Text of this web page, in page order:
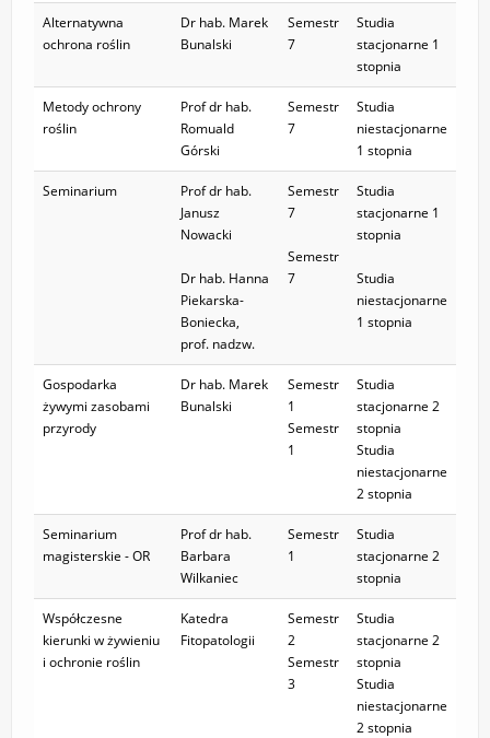
Alternatywna
ochrona roślin
Dr hab. Marek
Bunalski
Semestr
7
Studia
stacjonarne 1
stopnia
Metody ochrony
roślin
Prof dr hab.
Romuald
Górski
Semestr
7
Studia
niestacjonarne
1 stopnia
Seminarium
Prof dr hab.
Janusz
Nowacki
Dr hab. Hanna
Piekarska-
Boniecka,
prof. nadzw.
Semestr
7
Semestr
7
Studia
stacjonarne 1
stopnia
Studia
niestacjonarne
1 stopnia
Gospodarka
żywymi zasobami
przyrody
Dr hab. Marek
Bunalski
Semestr
1
Semestr
1
Studia
stacjonarne 2
stopnia
Studia
niestacjonarne
2 stopnia
Seminarium
magisterskie - OR
Prof dr hab.
Barbara
Wilkaniec
Semestr
1
Studia
stacjonarne 2
stopnia
Współczesne
kierunki w żywieniu
i ochronie roślin
Katedra
Fitopatologii
Semestr
2
Semestr
3
Studia
stacjonarne 2
stopnia
Studia
niestacjonarne
2 stopnia